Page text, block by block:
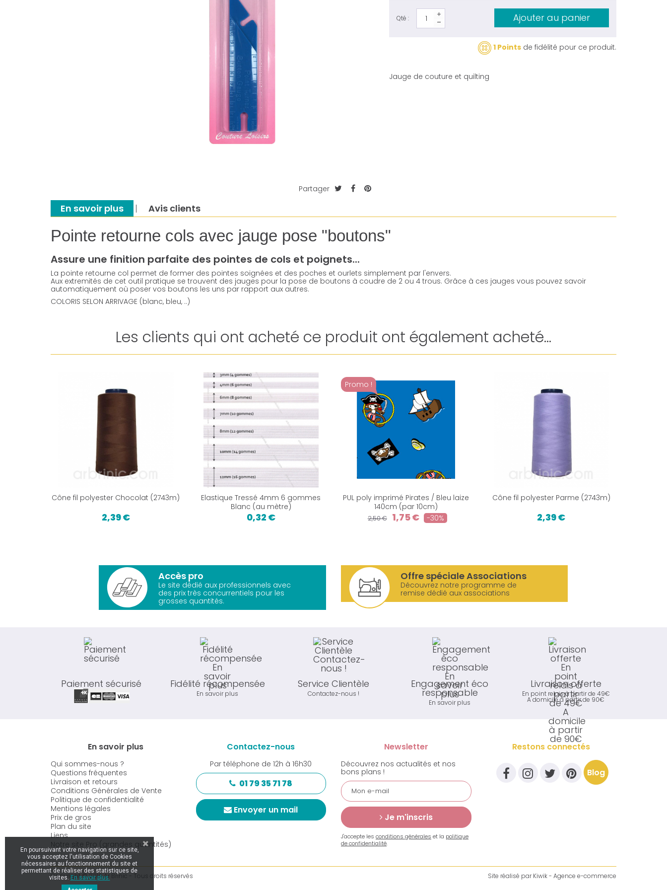
Partager
Qté : Ajouter au panier
1 Pointsde fidélité pour ce produit.
Jauge de couture et quilting
En savoir plus Avis clients
Pointe retourne cols avec jauge pose "boutons"
Assure une finition parfaite des pointes de cols et poignets...
La pointe retourne col permet de former des pointes soignées et des poches et ourlets simplement par l'envers.
Aux extremités de cet outil pratique se trouvent des jauges pour la pose de boutons à coudre de 2 ou 4 trous. Grâce à ces jauges vous pouvez savoir
automatiquement où poser vos boutons les uns par rapport aux autres.
COLORIS SELON ARRIVAGE (blanc, bleu, ..)
Les clients qui ont acheté ce produit ont également acheté...
Cône fil polyester Chocolat (2743m)
2,39 €
Elastique Tressé 4mm 6 gommes
Blanc (au mètre)
0,32 €
Promo !
PUL poly imprimé Pirates / Bleu laize
140cm (par 10cm)
2,50 € 1,75 € -30%
Cône fil polyester Parme (2743m)
2,39 €
Accès pro
Le site dédié aux professionnels avec
des prix très concurrentiels pour les
grosses quantités.
Offre spéciale Associations
Découvrez notre programme de
remise dédié aux associations
Paiement sécurisé Fidélité récompensée
En savoir plus
Service Clientèle
Contactez-nous !
Engagement éco
responsable
En savoir plus
Livraison offerte
En point relais à partir de 49€
A domicile à partir de 90€
En savoir plus
Qui sommes-nous ?
Questions fréquentes
Livraison et retours
Conditions Générales de Vente
Politique de confidentialité
Mentions légales
Prix de gros
Plan du site
Liens
Notre site Pro (grandes quantités)
Contactez-nous
Par téléphone de 12h à 16h30
01 79 35 71 78
Envoyer un mail
Newsletter
Découvrez nos actualités et nos
bons plans !
Je m'inscris
J'accepte les conditions générales et la politique
de confidentialité.
Restons connectés
Blog
Copyright © 2019 Ar Brinic - Tous droits réservés Site réalisé parKiwik - Agence e-commerce
En poursuivant votre navigation sur ce site,
vous acceptez l'utilisation de Cookies
nécessaires au fonctionnement du site et
permettant de réaliser des statistiques de
visites. En savoir plus.